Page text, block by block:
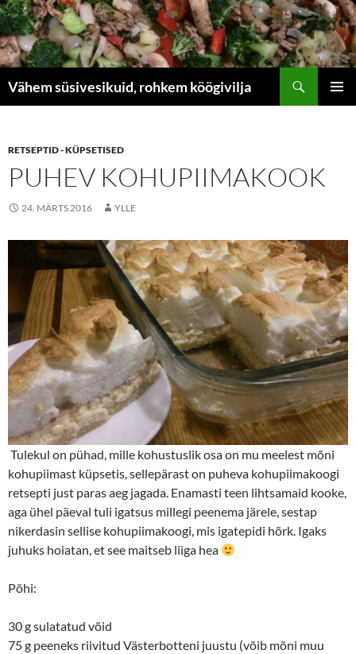
Liigu
sisu
juurde
Vähem süsivesikuid, rohkem köögivilja
RETSEPTID - KÜPSETISED
PUHEV KOHUPIIMAKOOK
24. MÄRTS 2016 YLLE
Tulekul on pühad, mille kohustuslik osa on mu meelest mõni
kohupiimast küpsetis, sellepärast on puheva kohupiimakoogi
retsepti just paras aeg jagada. Enamasti teen lihtsamaid kooke,
aga ühel päeval tuli igatsus millegi peenema järele, sestap
nikerdasin sellise kohupiimakoogi, mis igatepidi hõrk. Igaks
juhuks hoiatan, et see maitseb liiga hea
Põhi:
30 g sulatatud võid
75 g peeneks riivitud Västerbotteni juustu (võib mõni muu